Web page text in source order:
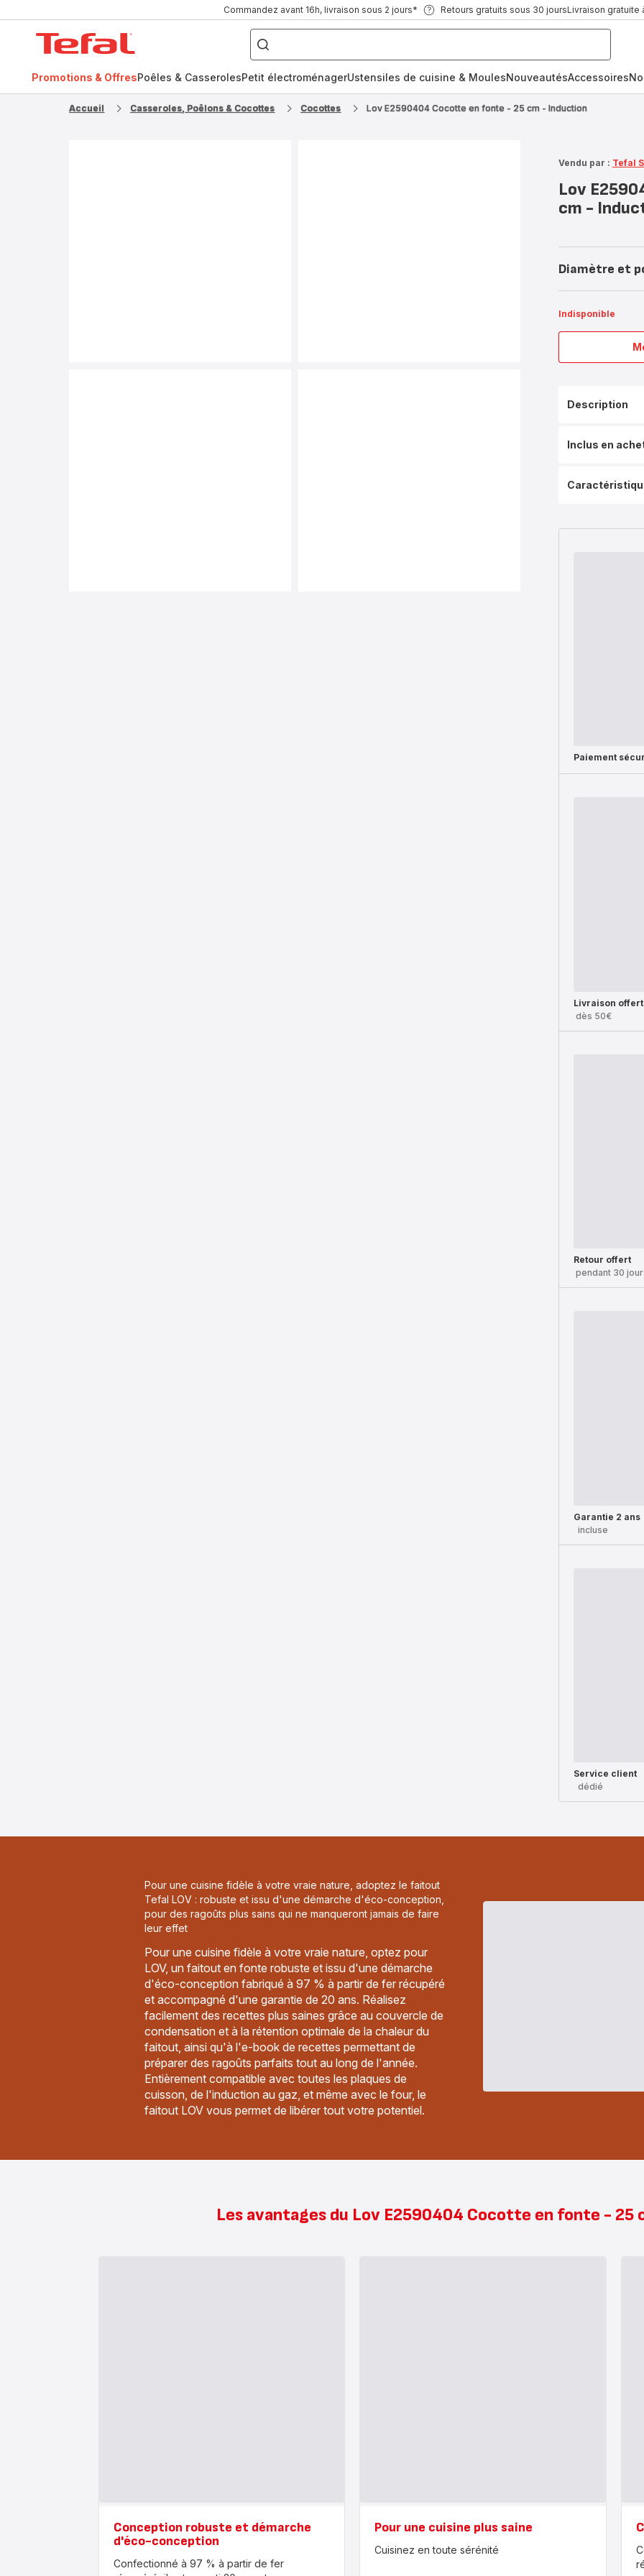
Commandez avant 16h, livraison sous 2 jours* Retours gratuits sous 30 joursLivraison gratuite
Que
recherchez-
vous
Promotions & OffresPoêles & CasserolesPetit électroménagerUstensiles de cuisine & MoulesNouveautésAccessoires
Accueil Casseroles, Poêlons & Cocottes Cocottes Lov E2590404 Cocotte en fonte - 25 cm - Induction
Vendu par : Tefal
Lov
cm -
Diamètre et
Indisponible
Description
Inclus en
Paiement
Livraison
dès 50€
Retour offert
pendant 30
Garantie 2 ans
incluse
Service client
dédié
Pour une cuisine fidèle à votre vraie nature, adoptez le faitout
Tefal LOV : robuste et issu d'une démarche d'éco-conception,
pour des ragoûts plus sains qui ne manqueront jamais de faire
leur effet
Pour une cuisine fidèle à votre vraie nature, optez pour
LOV, un faitout en fonte robuste et issu d'une démarche
d'éco-conception fabriqué à 97 % à partir de fer récupéré
et accompagné d'une garantie de 20 ans. Réalisez
facilement des recettes plus saines grâce au couvercle de
condensation et à la rétention optimale de la chaleur du
faitout, ainsi qu'à l'e-book de recettes permettant de
préparer des ragoûts parfaits tout au long de l'année.
Entièrement compatible avec toutes les plaques de
cuisson, de l'induction au gaz, et même avec le four, le
faitout LOV vous permet de libérer tout votre potentiel.
Les avantages du Lov E2590404 Cocotte en fonte - 25
Conception robuste et démarche
d'éco-conception
Confectionné à 97 % à partir de fer
Pour une cuisine plus saine
Cuisinez en toute sérénité